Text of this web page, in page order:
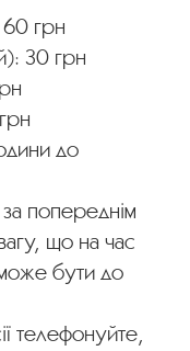
60 грн
30 грн
до
попереднім
що на час
бути до
телефонуйте,